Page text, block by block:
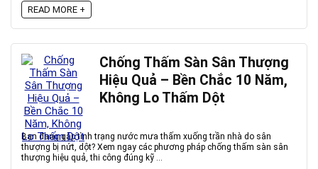
READ MORE +
Chống Thấm Sàn Sân Thượng
Hiệu Quả – Bền Chắc 10 Năm,
Không Lo Thấm Dột
Bạn đang gặp tình trạng nước mưa thấm xuống trần nhà do sân
thượng bị nứt, dột? Xem ngay các phương pháp chống thấm sàn sân
thượng hiệu quả, thi công đúng kỹ ...